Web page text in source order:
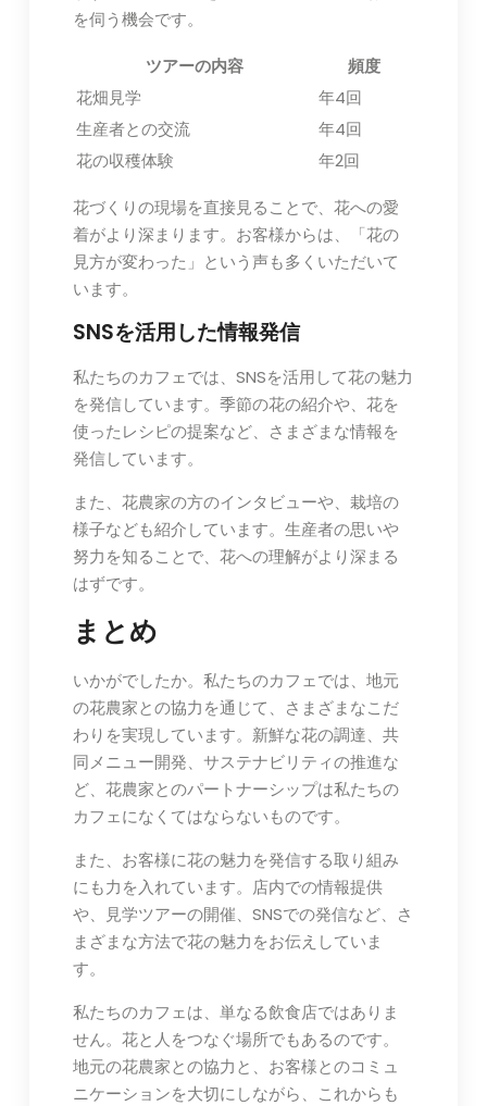
を伺う機会です。
ツアーの内容
頻度
花畑見学
年4回
生産者との交流
年4回
花の収穫体験
年2回
花づくりの現場を直接見ることで、花への愛
着がより深まります。お客様からは、「花の
見方が変わった」という声も多くいただいて
います。
SNSを活用した情報発信
私たちのカフェでは、SNSを活用して花の魅力
を発信しています。季節の花の紹介や、花を
使ったレシピの提案など、さまざまな情報を
発信しています。
また、花農家の方のインタビューや、栽培の
様子なども紹介しています。生産者の思いや
努力を知ることで、花への理解がより深まる
はずです。
まとめ
いかがでしたか。私たちのカフェでは、地元
の花農家との協力を通じて、さまざまなこだ
わりを実現しています。新鮮な花の調達、共
同メニュー開発、サステナビリティの推進な
ど、花農家とのパートナーシップは私たちの
カフェになくてはならないものです。
また、お客様に花の魅力を発信する取り組み
にも力を入れています。店内での情報提供
や、見学ツアーの開催、SNSでの発信など、さ
まざまな方法で花の魅力をお伝えしていま
す。
私たちのカフェは、単なる飲食店ではありま
せん。花と人をつなぐ場所でもあるのです。
地元の花農家との協力と、お客様とのコミュ
ニケーションを大切にしながら、これからも